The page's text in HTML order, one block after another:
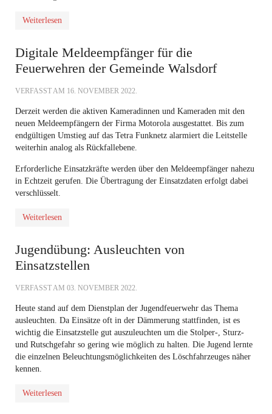
Weiterlesen
Digitale Meldeempfänger für die
Feuerwehren der Gemeinde Walsdorf
VERFASST AM 16. NOVEMBER 2022.
Derzeit werden die aktiven Kameradinnen und Kameraden mit den
neuen Meldeempfängern der Firma Motorola ausgestattet. Bis zum
endgültigen Umstieg auf das Tetra Funknetz alarmiert die Leitstelle
weiterhin analog als Rückfallebene.
Erforderliche Einsatzkräfte werden über den Meldeempfänger nahezu
in Echtzeit gerufen. Die Übertragung der Einsatzdaten erfolgt dabei
verschlüsselt.
Weiterlesen
Jugendübung: Ausleuchten von
Einsatzstellen
VERFASST AM 03. NOVEMBER 2022.
Heute stand auf dem Dienstplan der Jugendfeuerwehr das Thema
ausleuchten. Da Einsätze oft in der Dämmerung stattfinden, ist es
wichtig die Einsatzstelle gut auszuleuchten um die Stolper-, Sturz-
und Rutschgefahr so gering wie möglich zu halten. Die Jugend lernte
die einzelnen Beleuchtungsmöglichkeiten des Löschfahrzeuges näher
kennen.
Weiterlesen